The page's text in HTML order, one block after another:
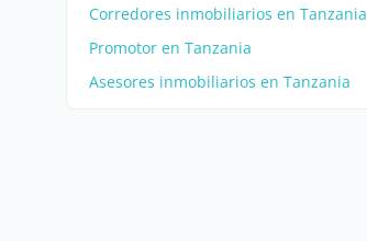
Corredores inmobiliarios en Tanzania
Promotor en Tanzania
Asesores inmobiliarios en Tanzania